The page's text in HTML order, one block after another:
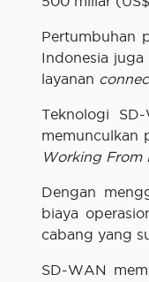
Pertumbuhan
Indonesia
layanan
Teknologi
memunculkan
Working From
Dengan
biaya
cabang yang
SD-WAN